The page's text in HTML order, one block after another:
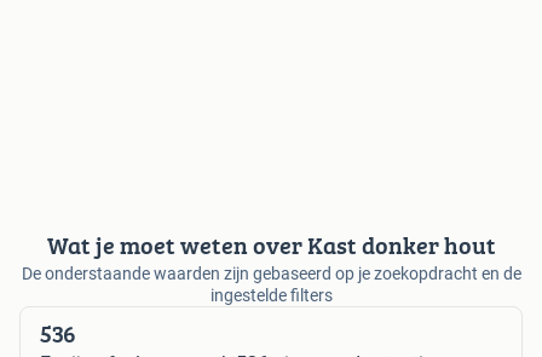
Wat je moet weten over Kast donker hout
De onderstaande waarden zijn gebaseerd op je zoekopdracht en de
ingestelde filters
536